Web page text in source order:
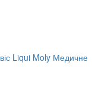
Liqui Moly Медичне